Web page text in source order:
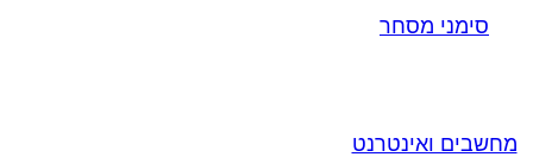
סימני מסחר
מחשבים ואינטרנט